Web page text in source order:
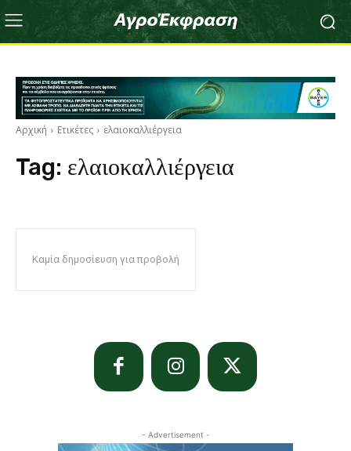
Αρχική Ετικέτες ελαιοκαλλιέργεια
Tag: ελαιοκαλλιέργεια
Καμία δημοσίευση για προβολή
- Advertisement -